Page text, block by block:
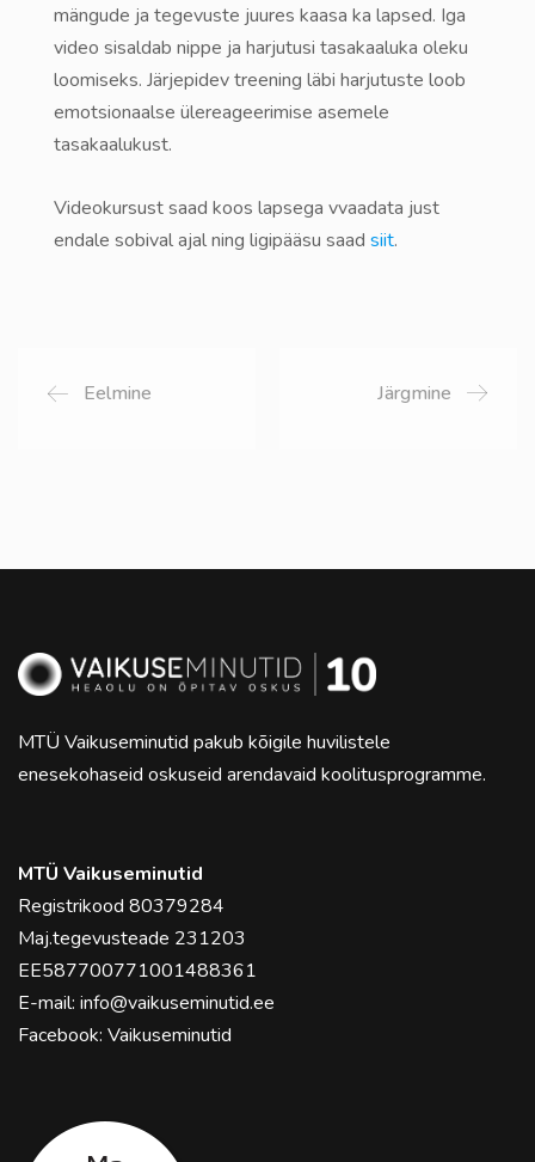
mängude ja tegevuste juures kaasa ka lapsed. Iga
video sisaldab nippe ja harjutusi tasakaaluka oleku
loomiseks. Järjepidev treening läbi harjutuste loob
emotsionaalse ülereageerimise asemele
tasakaalukust.
Videokursust saad koos lapsega vvaadata just
endale sobival ajal ning ligipääsu saad siit.
Eelmine Järgmine
MTÜ Vaikuseminutid pakub kõigile huvilistele
enesekohaseid oskuseid arendavaid koolitusprogramme.
MTÜ Vaikuseminutid
Registrikood 80379284
Maj.tegevusteade 231203
EE587700771001488361
E-mail: info@vaikuseminutid.ee
Facebook: Vaikuseminutid